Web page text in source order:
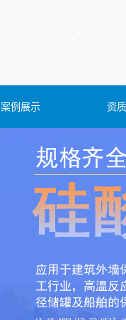
案例展示 资